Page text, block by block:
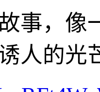
事，像
人的光